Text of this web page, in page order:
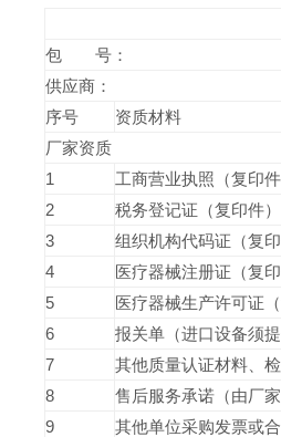
包
供应商：
序号
资质材料
厂家资质
1
工商营业执照（复印件
2
税务登记证（复印件）
3
组织机构代码证（复印
4
医疗器械注册证（复印
5
医疗器械生产许可证（
6
报关单（进口设备须提
7
其他质量认证材料、
8
售后服务承诺（由厂家
9
其他单位采购发票或